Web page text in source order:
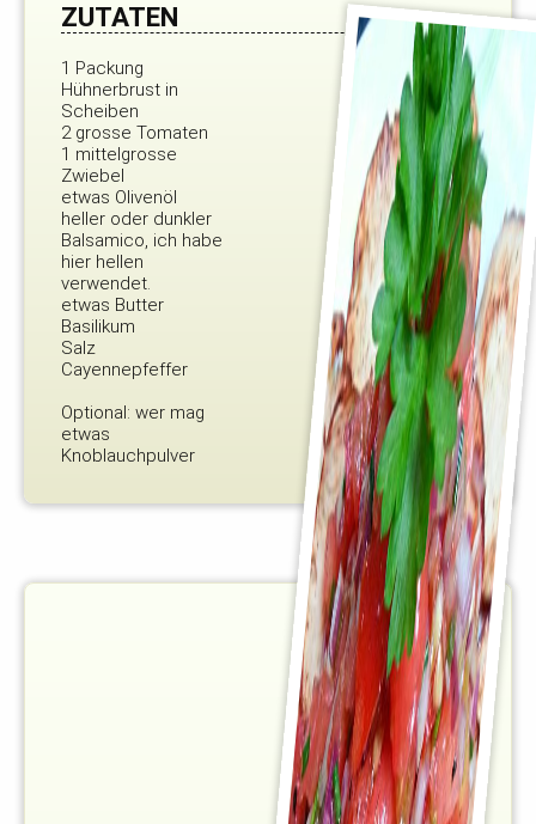
ZUTATEN
1 Packung
Hühnerbrust in
Scheiben
2 grosse Tomaten
1 mittelgrosse
Zwiebel
etwas Olivenöl
heller oder dunkler
Balsamico, ich habe
hier hellen
verwendet.
etwas Butter
Basilikum
Salz
Cayennepfeffer
Optional: wer mag
etwas
Knoblauchpulver